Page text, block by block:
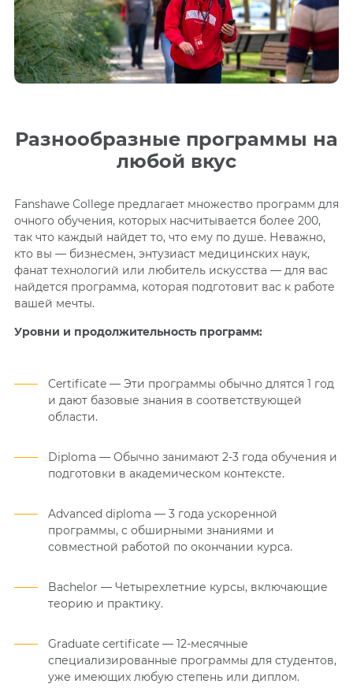
Разнообразные программы на
любой вкус
Fanshawe College предлагает множество программ для
очного обучения, которых насчитывается более 200,
так что каждый найдет то, что ему по душе. Неважно,
кто вы — бизнесмен, энтузиаст медицинских наук,
фанат технологий или любитель искусства — для вас
найдется программа, которая подготовит вас к работе
вашей мечты.
Уровни и продолжительность программ:
Certificate —Эти программы обычно длятся 1 год
и дают базовые знания в соответствующей
области.
Diploma —Обычно занимают 2-3 года обучения и
подготовки в академическом контексте.
Advanced diploma — 3 года ускоренной
программы, с обширными знаниями и
совместной работой по окончании курса.
Bachelor —Четырехлетние курсы, включающие
теорию и практику.
Graduate certificate —12-месячные
специализированные программы для студентов,
уже имеющих любую степень или диплом.